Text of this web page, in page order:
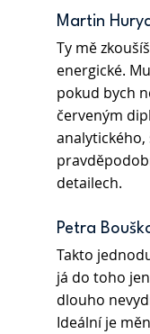
Martin
Ty mě
energické.
pokud bych
červeným
analytického,
detailech.
Petra
Takto
já do toho
dlouho
Ideální je